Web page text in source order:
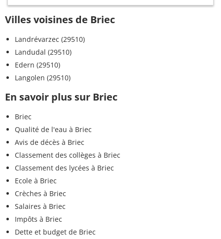
Villes voisines de Briec
Landrévarzec (29510)
Landudal (29510)
Edern (29510)
Langolen (29510)
En savoir plus sur Briec
Briec
Qualité de l'eau à Briec
Avis de décès à Briec
Classement des collèges à Briec
Classement des lycées à Briec
Ecole à Briec
Crèches à Briec
Salaires à Briec
Impôts à Briec
Dette et budget de Briec